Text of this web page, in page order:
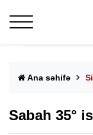
Ana səhifə
Sabah 35°